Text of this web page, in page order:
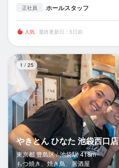
正社員 ホールスタッフ
人気 最終更新日：5日前
1 / 25
やきとん ひなた 池袋西口店
東京都 豊島区 / 池袋駅 418m
もつ焼き、焼き鳥、居酒屋